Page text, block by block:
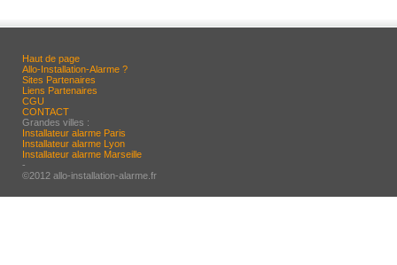
Haut de page
Allo-Installation-Alarme ?
Sites Partenaires
Liens Partenaires
CGU
CONTACT
Grandes villes :
Installateur alarme Paris
Installateur alarme Lyon
Installateur alarme Marseille
-
©2012 allo-installation-alarme.fr